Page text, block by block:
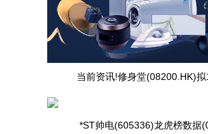
当前资讯!修身堂(08200.HK)
*ST帅电(605336)龙虎榜数据